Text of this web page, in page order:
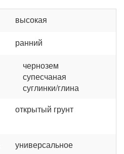
высокая
ранний
чернозем
супесчаная
суглинки/глина
открытый грунт
универсальное